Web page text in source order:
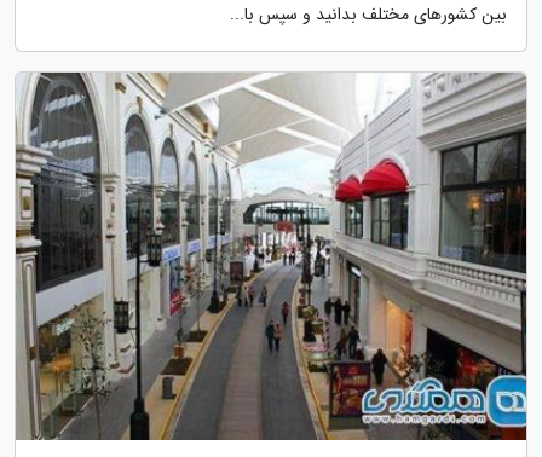
بین کشورهای مختلف بدانید و سپس با...